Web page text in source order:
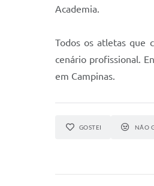
Academia.
Todos os atletas que
cenário profissional.
em Campinas.
GOSTEI NÃO